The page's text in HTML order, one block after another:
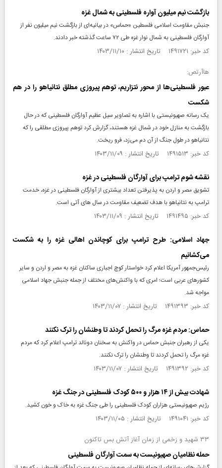
بازگشت نیم میلیون آواره فلسطینی به شمال غزه
جنبش مقاومت اسلامی فلسطین «حماس» در بیانیه‌ای از بازگشت نیم میلیون نفر از
آوارگان فلسطینی به شمال نوار غزه طی ۷۲ ساعت گذشته خبر دادند.
کد خبر: ۱۴۹۱۷۲۱ تاریخ انتشار : ۱۴۰۳/۱۱/۱۰
هاآرتص:
عبور فلسطینی‌ها از محور نتزاریم، توهم پیروزی مطلق نتانیاهو را در هم
شکست
یک رسانه صهیونیستی با اشاره به تصاویر سیل عظیم آوارگان فلسطینی که در حال
بازگشت به منازل خود در شمال غزه هستند، گزارش کرد توهم پیروزی مطلقی را که
نتانیاهو در طول جنگ از آن دم می‌زد، فرو ریخت.
کد خبر: ۱۴۹۱۵۱۳ تاریخ انتشار : ۱۴۰۳/۱۱/۰۹
نقشه‌ شوم ترامپ برای آوارگان فلسطینی در غزه
تشویق مصر و اردن به پذیرفتن تعداد بیشتری از آوارگان فلسطینی در غزه، خدمت
ترامپ به نتانیاهو با هدف تضعیف مقاومت در سال های آتی است.
کد خبر: ۱۴۹۱۴۹۵ تاریخ انتشار : ۱۴۰۳/۱۱/۰۹
جهاد اسلامی: طرح ترامپ برای کوچاندن اهالی غزه را به شکست
می‌کشانیم
رئیس‌جمهور آمریکا اعلام کرد خواستار کوچ اجباری ساکنان غزه به مصر و اردن و سایر
کشورهای عربی است؛ امری که با واکنش‌های مختلف از جمله جنبش جهاد اسلامی
مواجه شد.
کد خبر: ۱۴۹۱۳۹۳ تاریخ انتشار : ۱۴۰۳/۱۱/۰۷
حماس: مردم غزه مرگ را تحمل کردند تا وطنشان را ترک نکنند
یکی از رهبران جنبش حماس در واکنش به سخنان دونالد ترامپ اعلام کرد که مردم
غزه مرگ را تحمل کردند تا وطنشان را ترک نکنند.
کد خبر: ۱۴۹۱۳۹۲ تاریخ انتشار : ۱۴۰۳/۱۱/۰۷
شهادت بیش از ۱۴ هزار و ۵۰۰ کودک فلسطینی در جنگ غزه
رژیم صهیونیستی هزاران کودک فلسطینی را طی جنگ غزه به خاک و خون کشید.
کد خبر: ۱۴۹۱۰۴۱ تاریخ انتشار : ۱۴۰۳/۱۱/۰۵
۳۳ شهید و زخمی از زمان آغاز آتش‌ بس تاکنون
حمله نظامیان صهیونیست به سمت آوارگان فلسطینی